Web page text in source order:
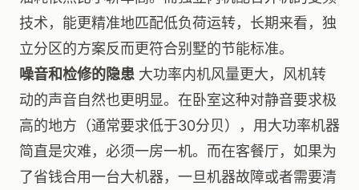
技术，能更精准地匹配低负荷运转，长期来看，独
立分区的方案反而更符合别墅的节能标准。
噪音和检修的隐患 大功率内机风量更大，风机转
动的声音自然也更明显。在卧室这种对静音要求极
高的地方（通常要求低于30分贝），用大功率机器
简直是灾难，必须一房一机。而在客餐厅，如果为
了省钱合用一台大机器，一旦机器故障或者需要清